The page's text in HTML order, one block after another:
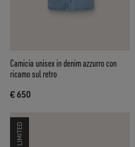
Camicia unisex in denim azzurro con
ricamo sul retro
€ 650
LIMITED